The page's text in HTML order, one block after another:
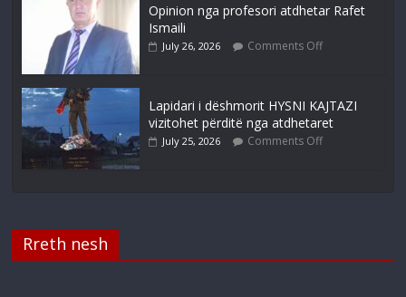
Opinion nga profesori atdhetar Rafet
Ismaili
July 26, 2026 Comments Off
Lapidari i dëshmorit HYSNI KAJTAZI
vizitohet përditë nga atdhetaret
July 25, 2026 Comments Off
Rreth nesh